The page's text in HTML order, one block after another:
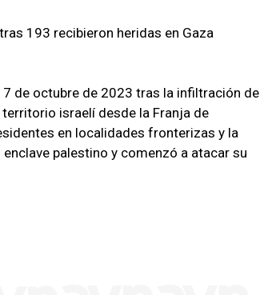
193 recibieron heridas en Gaza
de octubre de 2023 tras la infiltración de
israelí desde la Franja de
en localidades fronterizas y la
palestino y comenzó a atacar su